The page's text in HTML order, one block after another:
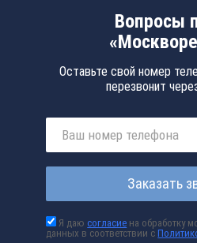
Вопросы
Оставьте свой номер
перезвонит
Заказать
Я даюсогласие на обработку
данных в соответствии с